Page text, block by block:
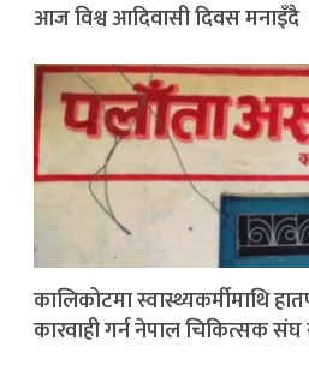
आज विश्व आदिवासी दिवस मनाइँदै
कालिकोटमा स्वास्थ्यकर्मीमाथि
कारवाही गर्न नेपाल चिकित्सक